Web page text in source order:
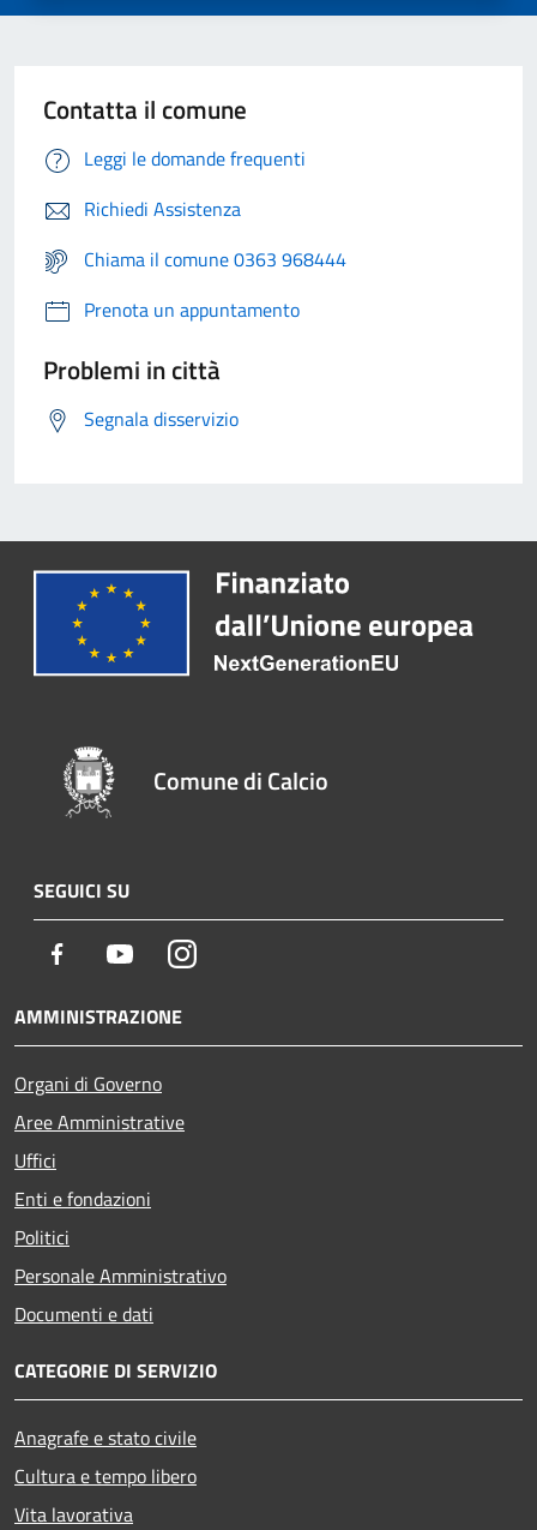
Contatta il comune
Leggi le domande frequenti
Richiedi Assistenza
Chiama il comune 0363 968444
Prenota un appuntamento
Problemi in città
Segnala disservizio
Comune di Calcio
SEGUICI SU
Facebook YoutubeInstagram
AMMINISTRAZIONE
Organi di Governo
Aree Amministrative
Uffici
Enti e fondazioni
Politici
Personale Amministrativo
Documenti e dati
CATEGORIE DI SERVIZIO
Anagrafe e stato civile
Cultura e tempo libero
Vita lavorativa